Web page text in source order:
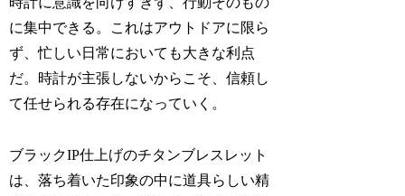
に集中できる。これはアウトドアに限ら
ず、忙しい日常においても大きな利点
だ。時計が主張しないからこそ、信頼し
て任せられる存在になっていく。
ブラックIP仕上げのチタンブレスレット
は、落ち着いた印象の中に道具らしい精